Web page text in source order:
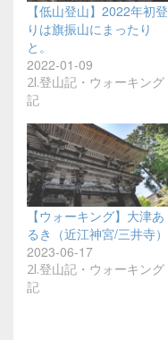
【低山登山】2022年初登
りは旗振山にまったり
と。
2022-01-09
2l.登山記・ウォーキング
記
【ウォーキング】大津あ
るき（近江神宮/三井寺）
2023-06-17
2l.登山記・ウォーキング
記